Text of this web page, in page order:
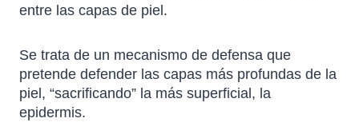
entre las capas de piel.
Se trata de un mecanismo de defensa que
pretende defender las capas más profundas de la
piel, “sacrificando” la más superficial, la
epidermis.